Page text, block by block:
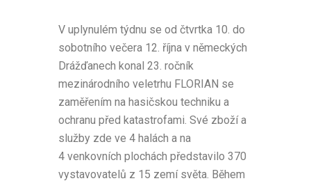
V uplynulém týdnu se od čtvrtka 10. do
sobotního večera 12. října v německých
Drážďanech konal 23. ročník
mezinárodního veletrhu FLORIAN se
zaměřením na hasičskou techniku a
ochranu před katastrofami. Své zboží a
služby zde ve 4 halách a na
4 venkovních plochách představilo 370
vystavovatelů z 15 zemí světa. Během